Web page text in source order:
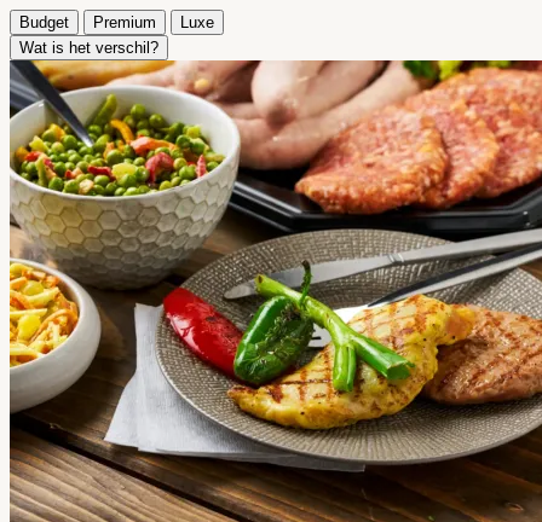
Budget Premium
Luxe
Wat is het verschil?